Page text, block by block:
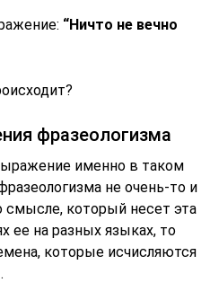
“Ничто не вечно
фразеологизма
именно в таком
не очень-то и
смысле, который несет эта
ее на разных языках, то
которые исчисляются